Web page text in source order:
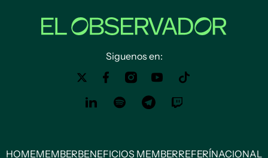
Siguenos en:
HOMEMEMBERBENEFICIOS MEMBERREFERÍNACIONAL